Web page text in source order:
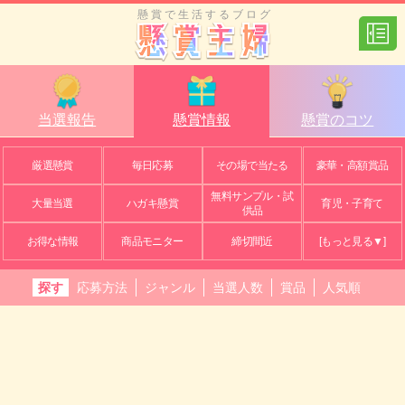
懸賞で生活するブログ
当選報告 懸賞情報 懸賞のコツ
厳選懸賞 毎日応募 その場で当たる 豪華・高額賞品
大量当選 ハガキ懸賞
無料サンプル・試
供品
育児・子育て
お得な情報 商品モニター 締切間近 [もっと見る▼]
探す 応募方法 ジャンル 当選人数 賞品 人気順